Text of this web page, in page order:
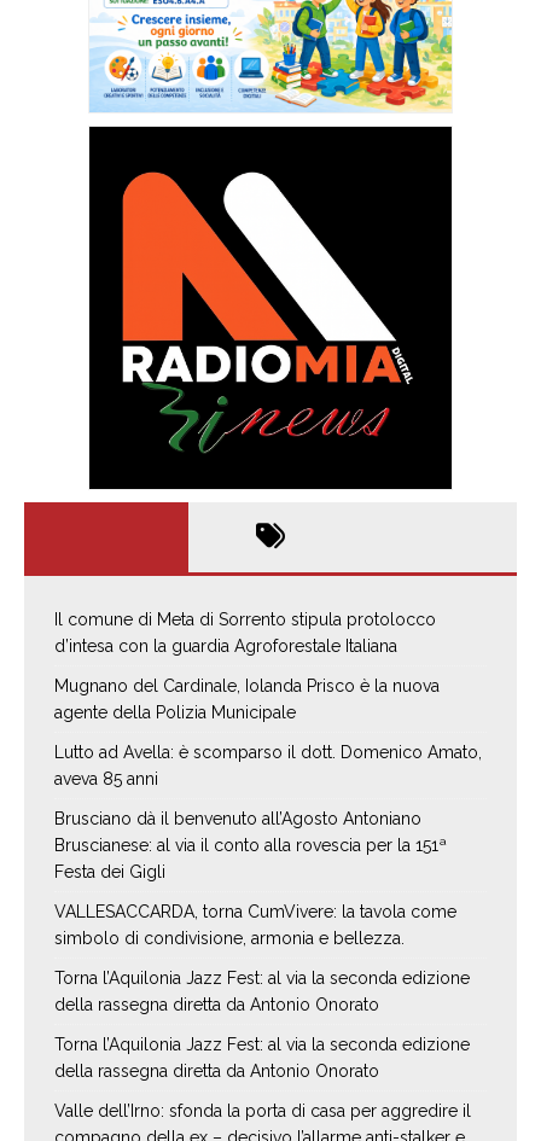
Il comune di Meta di Sorrento stipula protolocco
d’intesa con la guardia Agroforestale Italiana
Mugnano del Cardinale, Iolanda Prisco è la nuova
agente della Polizia Municipale
Lutto ad Avella: è scomparso il dott. Domenico Amato,
aveva 85 anni
Brusciano dà il benvenuto all’Agosto Antoniano
Bruscianese: al via il conto alla rovescia per la 151ª
Festa dei Gigli
VALLESACCARDA, torna CumVivere: la tavola come
simbolo di condivisione, armonia e bellezza.
Torna l’Aquilonia Jazz Fest: al via la seconda edizione
della rassegna diretta da Antonio Onorato
Torna l’Aquilonia Jazz Fest: al via la seconda edizione
della rassegna diretta da Antonio Onorato
Valle dell’Irno: sfonda la porta di casa per aggredire il